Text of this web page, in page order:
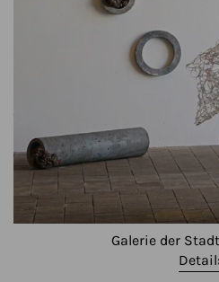
Galerie der